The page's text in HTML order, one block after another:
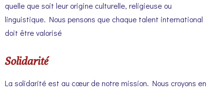
quelle que soit leur origine culturelle, religieuse ou
linguistique. Nous pensons que chaque talent international
doit être valorisé
Solidarité
La solidarité est au cœur de notre mission. Nous croyons en